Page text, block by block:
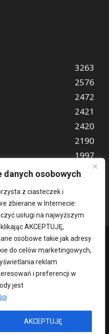
danych osobowych
z ciasteczek i
zbierane w Internecie:
usługi na najwyższym
AKCEPTUJĘ,
osobowe takie jak adresy
do celów marketingowych,
reklam
i preferencji w
jest
AKCEPTUJĘ
3263
2576
2472
2421
2420
2190
1997
849